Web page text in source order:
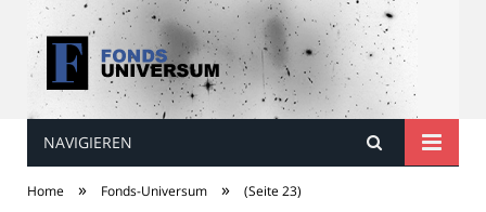
Fonds Universum
NAVIGIEREN
Home » Fonds-Universum » (Seite 23)